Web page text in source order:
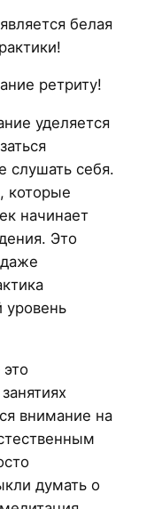
белая
ретриту!
уделяется
слушать себя.
которые
начинает
Это
уровень
внимание на
думать о